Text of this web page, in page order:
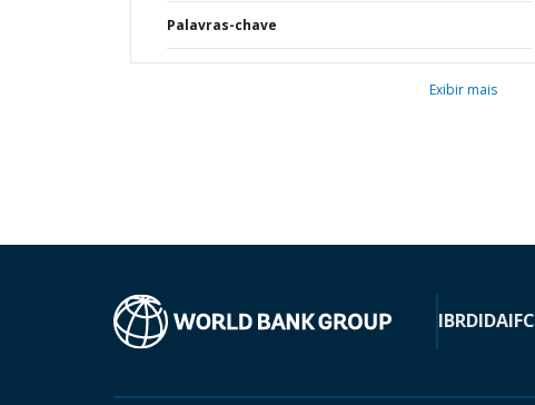
Palavras-chave
Exibir mais
IBRDIDAIFC